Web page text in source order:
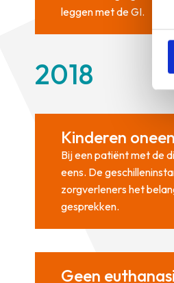
leggen met de GI.
2018
Kinderen
Bij een patiënt met de
eens. De
zorgverleners het
gesprekken.
Geen